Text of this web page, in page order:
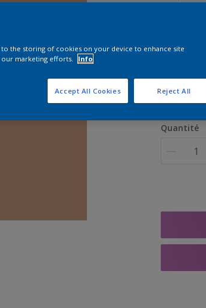
Quantité
to the storing of cookies on your device to enhance site
our marketing efforts.
Info
Reject All
Accept All Cookies